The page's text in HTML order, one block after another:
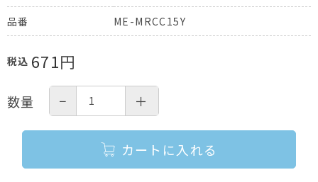
品番 ME-MRCC15Y
税込 671円
数量 − ＋
カートに入れる